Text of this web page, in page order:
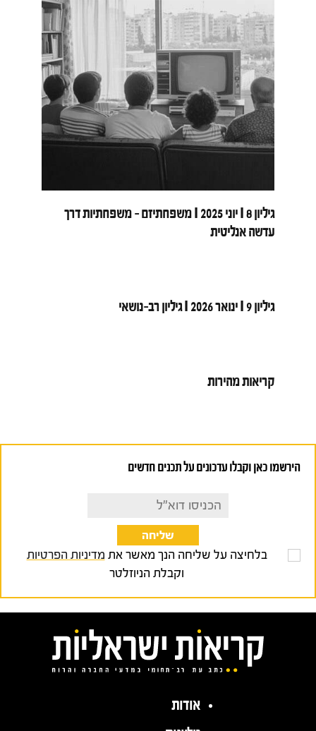
גיליון 8 I יוני 2025 I משפחתיזם - משפחתיות דרך
עדשה אנליטית
גיליון 9 I ינואר 2026 I גיליון רב-נושאי
קריאות מהירות
הירשמו כאן וקבלו עדכונים על תכנים חדשים
בלחיצה על שליחה הנך מאשר את מדיניות הפרטיות
וקבלת הניוזלטר
אודות